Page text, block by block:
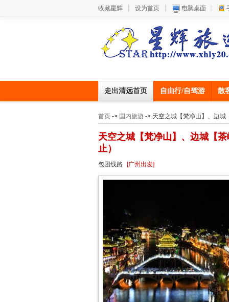
收藏星辉 设为首页 电脑桌面
走出清远首页 自由行/自驾游 散
首页 -> 国内旅游 -> 天空之城【梵净山】、边城
天空之城【梵净山】、边城【
止）
包团线路 [广州出发]